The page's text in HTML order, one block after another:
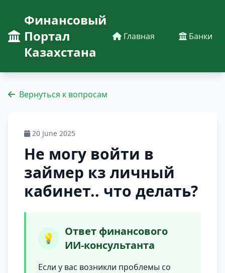
Финансовый
Портал
Казахстана
Главная Банки
Вернуться к вопросам
20 June 2025
Не могу войти в
займер кз личный
кабинет​.. что делать?
💡
Ответ финансового
ИИ-консультанта
Если у вас возникли проблемы со